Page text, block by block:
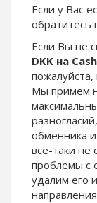
Если у Вас
обратитесь
Если Вы не
DKK на
Мы примем
обменника
все-таки
проблемы c
удалим его
Phone Balance
Phone Balance
Neteller USD
Neteller EUR
Neteller INR
Neteller PLN
Neteller GBP
Neteller NOK
Neteller SEK